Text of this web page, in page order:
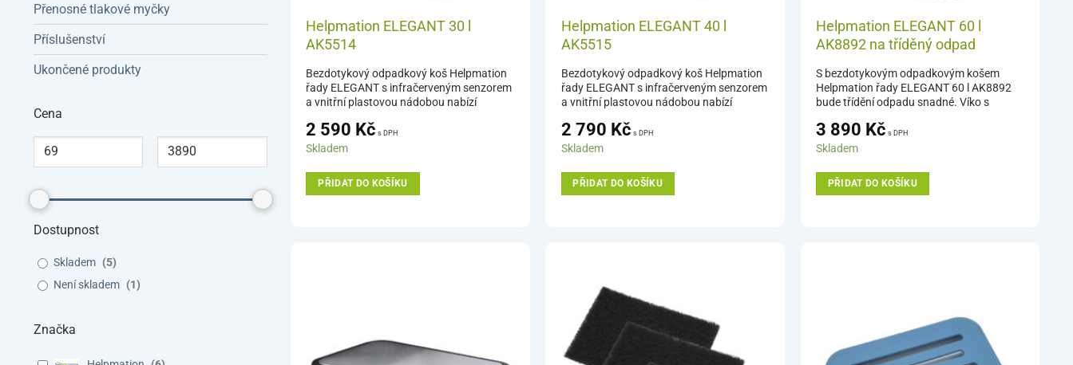
Přenosné tlakové myčky
Příslušenství
Ukončené produkty
Cena
Dostupnost
Skladem (5)
Není skladem (1)
Značka
Helpmation ELEGANT 30 l
AK5514
Bezdotykový odpadkový koš Helpmation
řady ELEGANT s infračerveným senzorem
a vnitřní plastovou nádobou nabízí
přiložení ruky 25 cm nad infračervený
senzor koše se víko automaticky a velice
samo zavře. Koše Helpmation se
vyznačují kvalitním zpracováním,
2 590 Kč s DPH
Skladem
PŘIDAT DO KOŠÍKU
Helpmation ELEGANT 40 l
AK5515
Bezdotykový odpadkový koš Helpmation
řady ELEGANT s infračerveným senzorem
a vnitřní plastovou nádobou nabízí
přiložení ruky 25 cm nad infračervený
senzor koše se víko automaticky a velice
samo zavře. Koše Helpmation se
vyznačují kvalitním zpracováním,
2 790 Kč s DPH
Skladem
PŘIDAT DO KOŠÍKU
Helpmation ELEGANT 60 l
AK8892 na tříděný odpad
S bezdotykovým odpadkovým košem
Helpmation řady ELEGANT 60 l AK8892
bude třídění odpadu snadné. Víko s
nakládání s odpadem. Bezdotykový
odpadkový koš Helpmation ELEGANT na
odpadu. Koš obsahuje dvě nádoby a
integrovaný OdorControl pachový filtr.
3 890 Kč s DPH
Skladem
PŘIDAT DO KOŠÍKU